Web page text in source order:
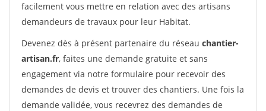
facilement vous mettre en relation avec des artisans
demandeurs de travaux pour leur Habitat.
Devenez dès à présent partenaire du réseau chantier-
artisan.fr, faites une demande gratuite et sans
engagement via notre formulaire pour recevoir des
demandes de devis et trouver des chantiers. Une fois la
demande validée, vous recevrez des demandes de